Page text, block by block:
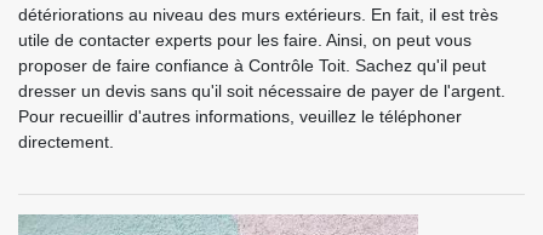
détériorations au niveau des murs extérieurs. En fait, il est très
utile de contacter experts pour les faire. Ainsi, on peut vous
proposer de faire confiance à Contrôle Toit. Sachez qu'il peut
dresser un devis sans qu'il soit nécessaire de payer de l'argent.
Pour recueillir d'autres informations, veuillez le téléphoner
directement.